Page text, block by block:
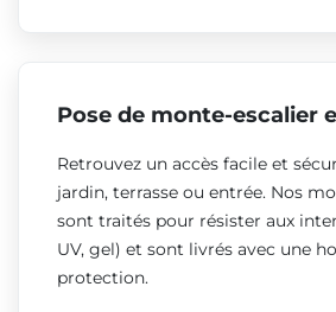
Pose de monte-escalier
Retrouvez un accès facile et
jardin, terrasse ou entrée. Nos
sont traités pour résister aux
UV, gel) et sont livrés avec une
protection.